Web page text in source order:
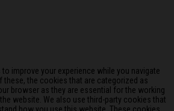
improve your experience while you navigate
these, the cookies that are categorized as
browser as they are essential for the working
website. We also use third-party cookies that